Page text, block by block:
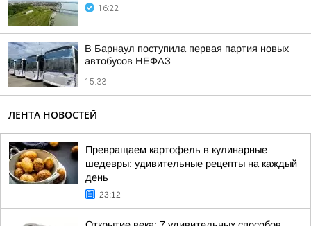
16:22
В Барнаул поступила первая партия новых
автобусов НЕФАЗ
15:33
ЛЕНТА НОВОСТЕЙ
Превращаем картофель в кулинарные
шедевры: удивительные рецепты на каждый
день
23:12